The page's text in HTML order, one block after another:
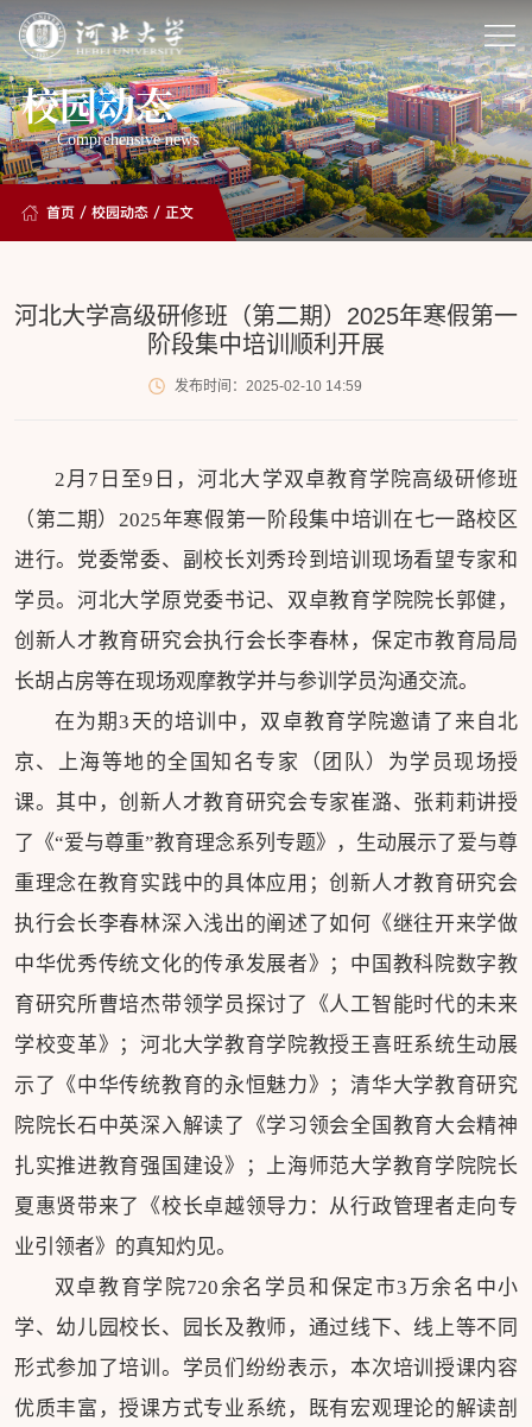
校园动态
Comprehensive news
首页 /校园动态 / 正文
河北大学高级研修班（第二期）2025年寒假第一
阶段集中培训顺利开展
发布时间：2025-02-10 14:59
2月7日至9日，河北大学双卓教育学院高级研修班
（第二期）2025年寒假第一阶段集中培训在七一路校区
进行。党委常委、副校长刘秀玲到培训现场看望专家和
学员。河北大学原党委书记、双卓教育学院院长郭健，
创新人才教育研究会执行会长李春林，保定市教育局局
长胡占房等在现场观摩教学并与参训学员沟通交流。
在为期3天的培训中，双卓教育学院邀请了来自北
京、上海等地的全国知名专家（团队）为学员现场授
课。其中，创新人才教育研究会专家崔潞、张莉莉讲授
了《“爱与尊重”教育理念系列专题》，生动展示了爱与尊
重理念在教育实践中的具体应用；创新人才教育研究会
执行会长李春林深入浅出的阐述了如何《继往开来学做
中华优秀传统文化的传承发展者》；中国教科院数字教
育研究所曹培杰带领学员探讨了《人工智能时代的未来
学校变革》；河北大学教育学院教授王喜旺系统生动展
示了《中华传统教育的永恒魅力》；清华大学教育研究
院院长石中英深入解读了《学习领会全国教育大会精神
扎实推进教育强国建设》；上海师范大学教育学院院长
夏惠贤带来了《校长卓越领导力：从行政管理者走向专
业引领者》的真知灼见。
双卓教育学院720余名学员和保定市3万余名中小
学、幼儿园校长、园长及教师，通过线下、线上等不同
形式参加了培训。学员们纷纷表示，本次培训授课内容
优质丰富，授课方式专业系统，既有宏观理论的解读剖